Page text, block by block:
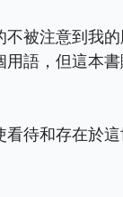
被注意到我
語，但這本
待和存在於